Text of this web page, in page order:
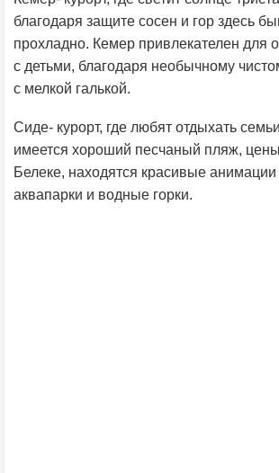
благодаря защите сосен и гор здесь
прохладно. Кемер привлекателен для
с детьми, благодаря необычному
с мелкой галькой.
Сиде- курорт, где любят отдыхать
имеется хороший песчаный пляж,
Белеке, находятся красивые анимации
аквапарки и водные горки.